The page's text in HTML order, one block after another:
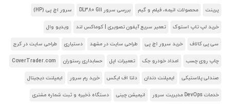
پرینت محصولات انیمه، فیلم و گیم بررسی سرور DL380 G11 سرور اچ پی (HP)
خرید لپ تاپ استوک تعمیر سریع آیفون تصویری | کوماکس لند ویدیو وال
سی پی کالاف خرید سرور اچ پی طراحی سایت در مشهد دستیاری طراحی سایت در کرج
چاپ روی چسب امداد خودرو جک تعمیرات اپل حسابداری رستوران CoverTrader.com
صندلی پلاستیکی ایمپلنت دندان دلتا اف ایکس خرید رم سرور ایمپلنت دیجیتال
خدمات DevOps مدیریت سرور انیمیشن چینی دستگاه ذخیره و ثبت شماره مشتری